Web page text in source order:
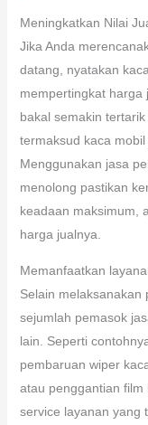
Meningkatkan Nilai
Jika Anda
datang, nyatakan
mempertingkat harga
bakal semakin
termaksud kaca
Menggunakan jasa
menolong pastikan
keadaan maksimum,
harga jualnya.
Memanfaatkan
Selain melaksanakan
sejumlah pemasok
lain. Seperti
pembaruan wiper
atau penggantian
service layanan yang